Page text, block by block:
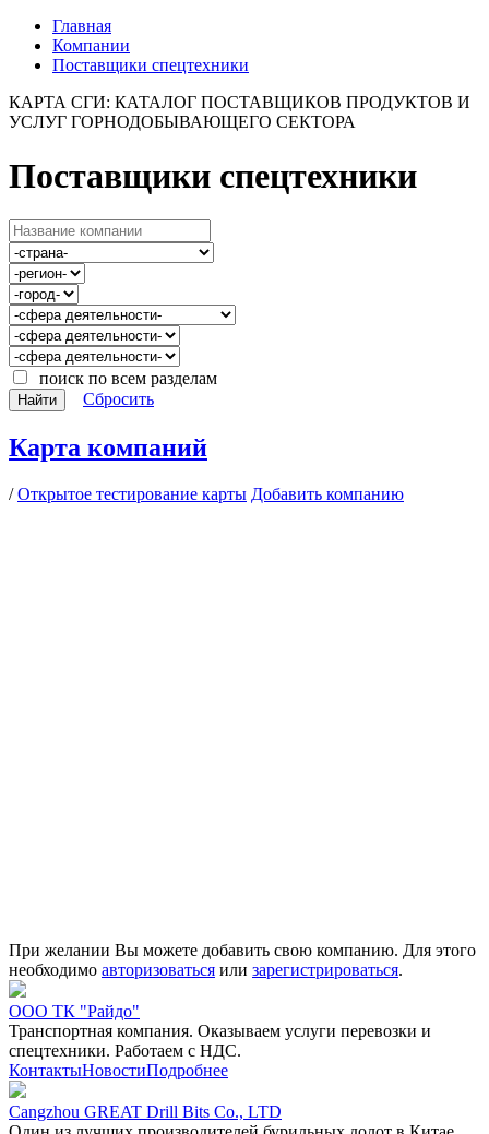
Главная
Компании
Поставщики спецтехники
КАРТА СГИ: КАТАЛОГ ПОСТАВЩИКОВ ПРОДУКТОВ И
УСЛУГ ГОРНОДОБЫВАЮЩЕГО СЕКТОРА
Поставщики спецтехники
поиск по всем разделам
Найти Сбросить
Карта компаний
/Открытое тестирование карты Добавить компанию
При желании Вы можете добавить свою компанию. Для этого
необходимо авторизоваться или зарегистрироваться.
ООО ТК "Райдо"
Транспортная компания. Оказываем услуги перевозки и
спецтехники. Работаем с НДС.
КонтактыНовостиПодробнее
Cangzhou GREAT Drill Bits Co., LTD